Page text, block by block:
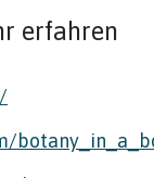
erfahren